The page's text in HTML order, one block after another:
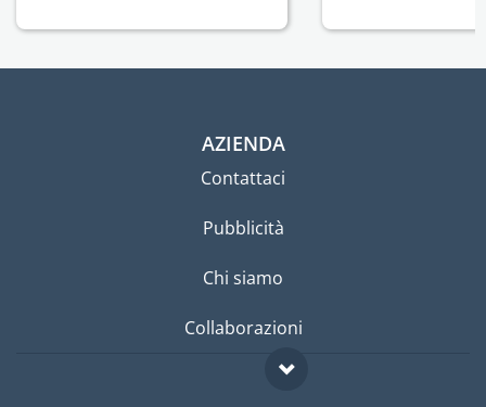
AZIENDA
Contattaci
Pubblicità
Chi siamo
Collaborazioni